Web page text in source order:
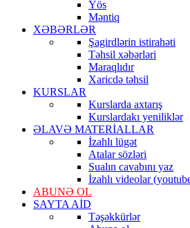
Yös
Məntiq
XƏBƏRLƏR
Şagirdlərin istirahəti
Təhsil xəbərləri
Maraqlıdır
Xaricdə təhsil
KURSLAR
Kurslarda axtarış
Kurslardakı yeniliklər
ƏLAVƏ MATERİALLAR
İzahlı lügət
Atalar sözləri
Sualın cavabını yaz
İzahlı videolar
ABUNƏ OL
SAYTA AİD
Təşəkkürlər